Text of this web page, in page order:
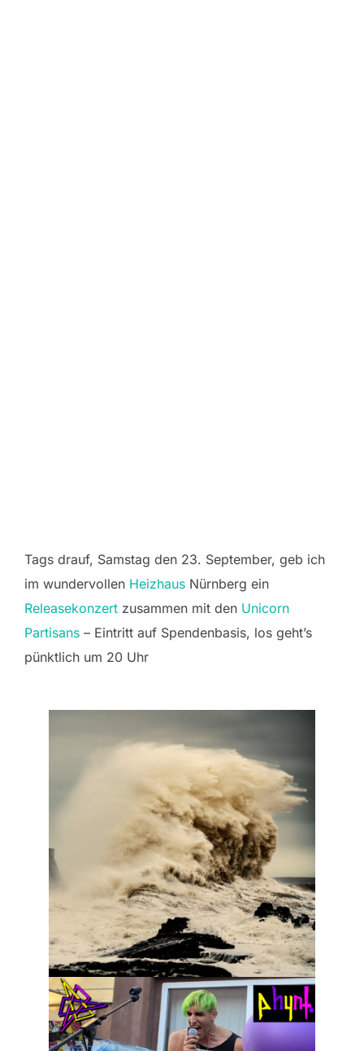
Tags drauf, Samstag den 23. September, geb ich
im wundervollen Heizhaus Nürnberg ein
Releasekonzert zusammen mit den Unicorn
Partisans – Eintritt auf Spendenbasis, los geht’s
pünktlich um 20 Uhr